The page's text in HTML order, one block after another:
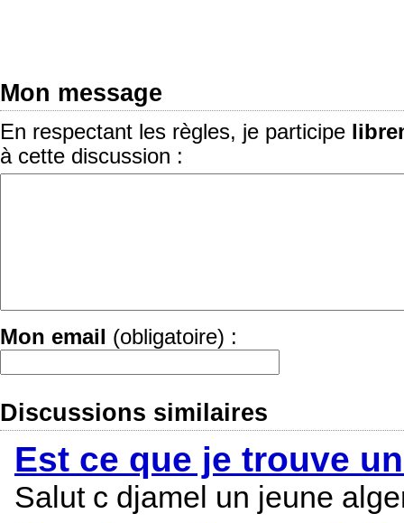
Mon message
En respectant les règles, je participe
à cette discussion :
Mon email (obligatoire) :
Discussions similaires
Est ce que je trouve
Salut c djamel un jeune